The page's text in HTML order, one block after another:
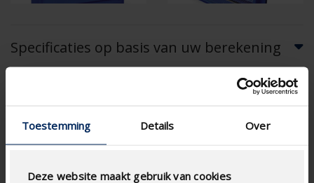
Toestemming Details Over
Deze website maakt gebruik van cookies
Specificaties op basis van uw berekening
LUCHTSTROOMBEREKENING